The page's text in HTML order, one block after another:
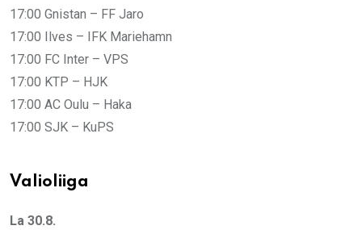
17:00 Gnistan – FF Jaro
17:00 Ilves – IFK Mariehamn
17:00 FC Inter – VPS
17:00 KTP – HJK
17:00 AC Oulu – Haka
17:00 SJK – KuPS
Valioliiga
La 30.8.